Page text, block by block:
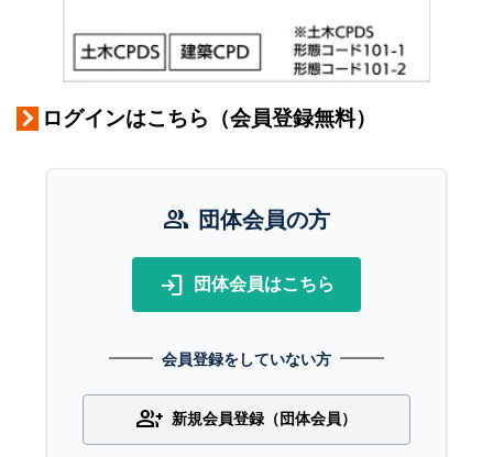
ログインはこちら（会員登録無料）
group 団体会員の方
login 団体会員はこちら
会員登録をしていない方
group_add 新規会員登録（団体会員）